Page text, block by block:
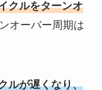
クルをターンオ
オーバー周期は
ルが遅くなり、